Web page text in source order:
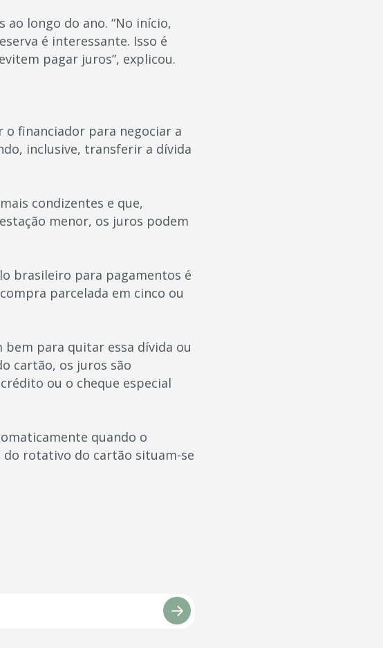
ao longo do ano. “No início,
é interessante. Isso é
pagar juros”, explicou.
financiador para negociar a
inclusive, transferir a dívida
condizentes e que,
menor, os juros podem
brasileiro para pagamentos é
parcelada em cinco ou
bem para quitar essa dívida ou
cartão, os juros são
ou o cheque especial
quando o
rotativo do cartão situam-se